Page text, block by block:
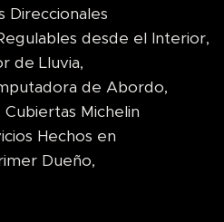
Direccionales
desde el Interior,
de Lluvia,
de Abordo,
Michelin
Hechos en
Dueño,